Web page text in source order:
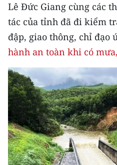
Media Giáo dục
Media Y tế
Media Khoa học - Công
Media Môi trường
Ảnh
Infographic
TIN MỚI
Lê Đức Giang cùng các
tác của tỉnh đã đi kiểm
đập, giao thông, chỉ đạo
hành an toàn khi có